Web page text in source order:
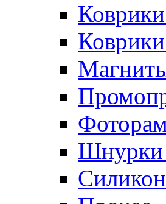
Шнурки
Силикон